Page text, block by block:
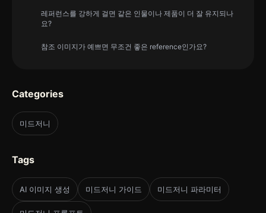
레퍼런스를 강하게 걸면 같은 인물이나 제품이 더 잘 유지되나
요?
참조 이미지가 예쁘면 무조건 좋은 reference인가요?
Categories
미드저니
Tags
AI 이미지 생성 미드저니 가이드 미드저니 파라미터